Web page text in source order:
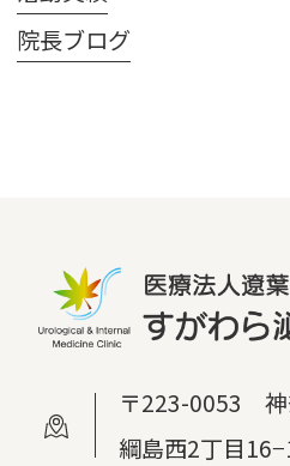
院長ブログ
〒223-0053 神
綱島西2丁目